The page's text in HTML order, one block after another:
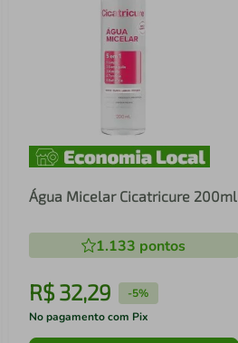
Água Micelar Cicatricure 200ml
1.133 pontos
R$ 32,29 -5%
No pagamento com Pix